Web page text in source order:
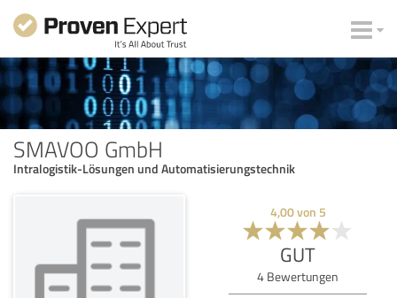
SMAVOO GmbH
Intralogistik-Lösungen und Automatisierungstechnik
4,00von 5
GUT
4 Bewertungen